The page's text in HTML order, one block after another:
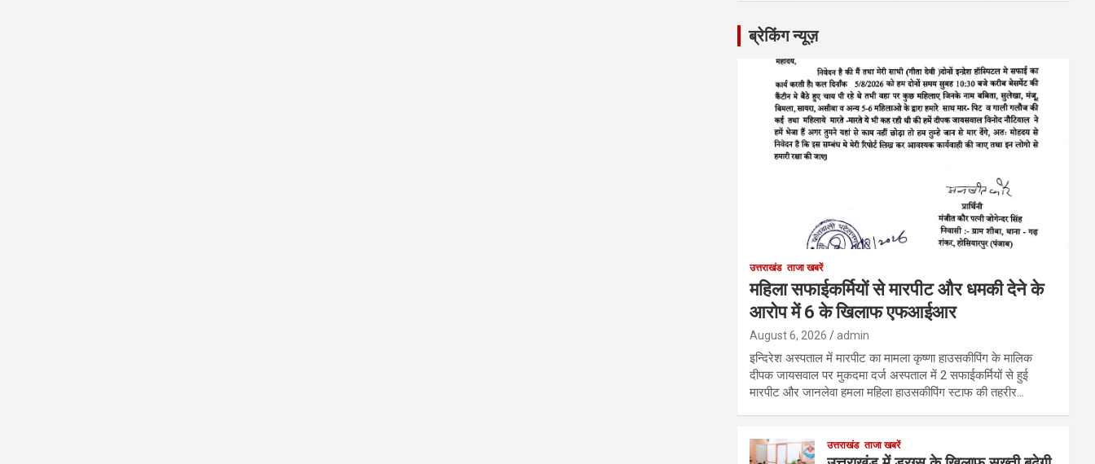
ब्रेकिंग न्यूज़
उत्तराखंड ताजा खबरें
महिला सफाईकर्मियों से मारपीट और धमकी देने के
आरोप में 6 के खिलाफ एफआईआर
August 6, 2026 admin
इन्दिरेश अस्पताल में मारपीट का मामला कृष्णा हाउसकीपिंग के मालिक
दीपक जायसवाल पर मुकदमा दर्ज अस्पताल में 2 सफाईकर्मियों से हुई
मारपीट और जानलेवा हमला महिला हाउसकीपिंग स्टाफ की तहरीर…
उत्तराखंड ताजा खबरें